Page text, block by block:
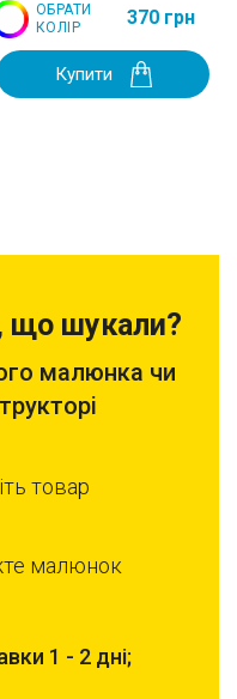
ОБРАТИ
КОЛІР
370 грн
Купити
що шукали?
малюнка чи
товар
малюнок
1 - 2 дні;